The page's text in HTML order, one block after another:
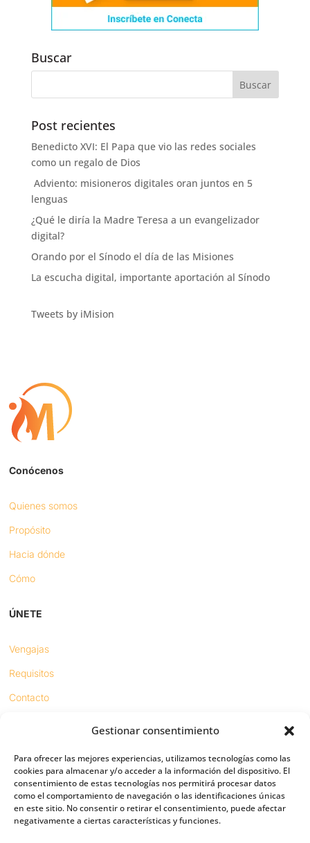
Gestionar consentimiento
Para ofrecer las mejores experiencias, utilizamos tecnologías como las
cookies para almacenar y/o acceder a la información del dispositivo. El
consentimiento de estas tecnologías nos permitirá procesar datos
como el comportamiento de navegación o las identificaciones únicas
en este sitio. No consentir o retirar el consentimiento, puede afectar
negativamente a ciertas características y funciones.
Buscar
Post recientes
Benedicto XVI: El Papa que vio las redes sociales
como un regalo de Dios
Adviento: misioneros digitales oran juntos en 5
lenguas
¿Qué le diría la Madre Teresa a un evangelizador
digital?
Orando por el Sínodo el día de las Misiones
La escucha digital, importante aportación al Sínodo
Tweets by iMision
Conócenos
Quienes somos
Propósito
Hacia dónde
Cómo
ÚNETE
Vengajas
Requisitos
Contacto
Sínodo digital
Respeto en redes
PUENTES